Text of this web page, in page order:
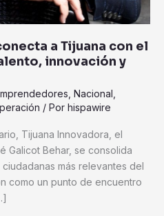
a Tijuana con el
innovación y
Nacional
/ Por hispawire
Tijuana Innovadora, el
Galicot Behar, se consolida
más relevantes del
como un punto de encuentro